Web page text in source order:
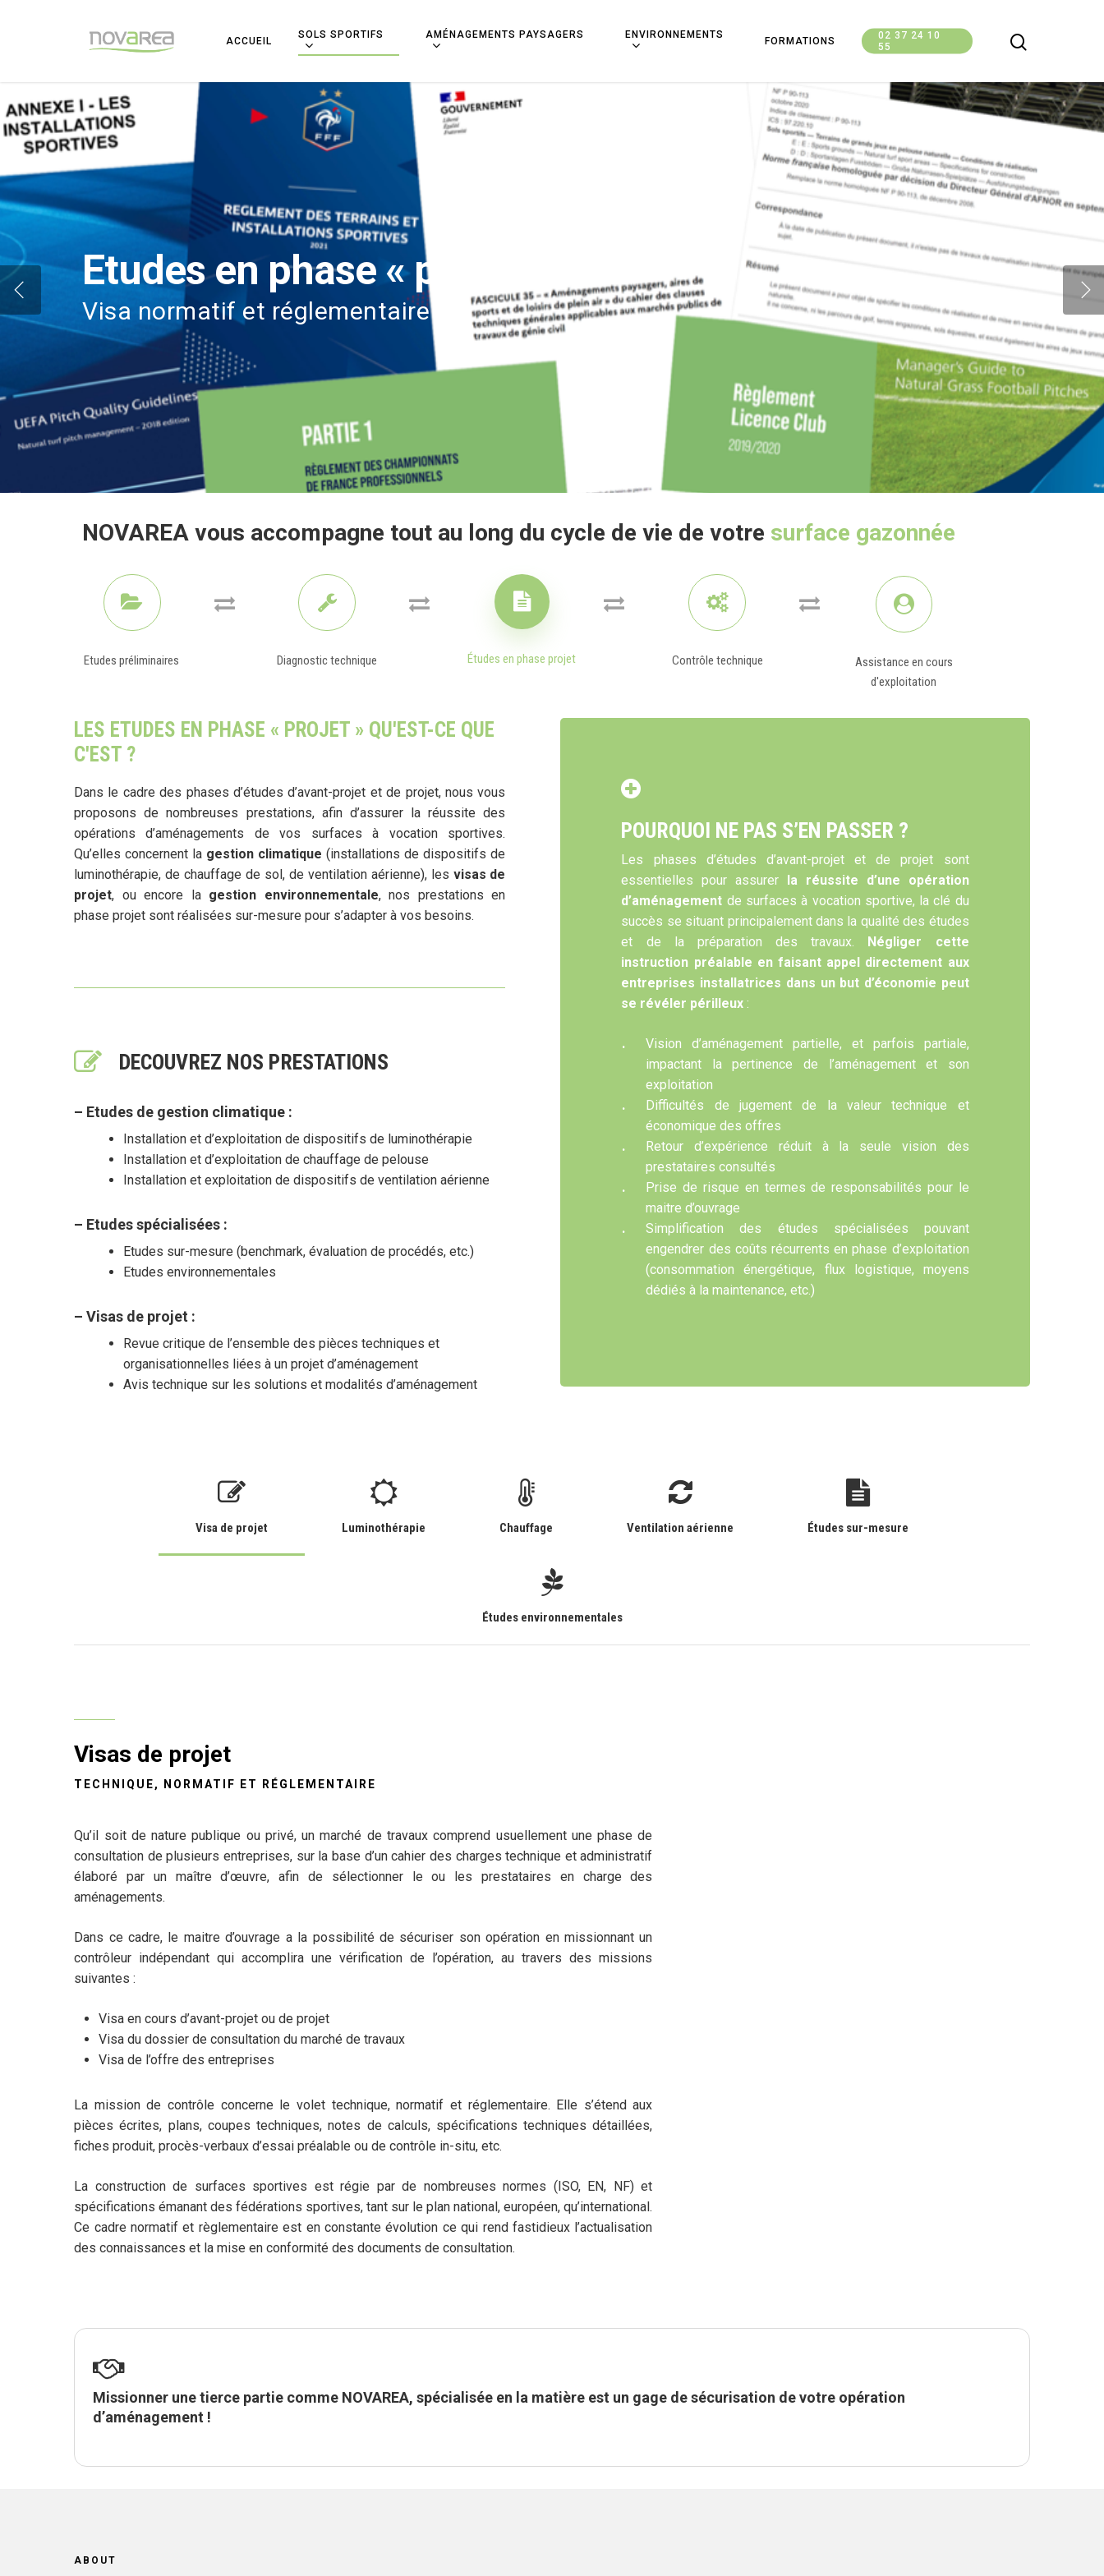
Hit enter to search or ESC to close
ACCUEIL
SOLS SPORTIFS AMÉNAGEMENTS PAYSAGERS ENVIRONNEMENTS
FORMATIONS
02 37 24 10
55
Etudes en phase « projet »
Visa normatif et réglementaire
NOVAREA vous accompagne tout au long du cycle de vie de votre surface gazonnée
Etudes préliminaires Diagnostic technique Études en phase projet Contrôle technique
Assistance en cours
d'exploitation
LES ETUDES EN PHASE « PROJET » QU'EST-CE QUE
C'EST ?
Dans le cadre des phases d’études d’avant-projet et de projet, nous vous
proposons de nombreuses prestations, afin d’assurer la réussite des
opérations d’aménagements de vos surfaces à vocation sportives.
Qu’elles concernent la gestion climatique (installations de dispositifs de
luminothérapie, de chauffage de sol, de ventilation aérienne), les visas de
projet, ou encore la gestion environnementale, nos prestations en
phase projet sont réalisées sur-mesure pour s’adapter à vos besoins.
DECOUVREZ NOS PRESTATIONS
– Etudes de gestion climatique :
Installation et d’exploitation de dispositifs de luminothérapie
Installation et d’exploitation de chauffage de pelouse
Installation et exploitation de dispositifs de ventilation aérienne
– Etudes spécialisées :
Etudes sur-mesure (benchmark, évaluation de procédés, etc.)
Etudes environnementales
– Visas de projet :
Revue critique de l’ensemble des pièces techniques et
organisationnelles liées à un projet d’aménagement
Avis technique sur les solutions et modalités d’aménagement
POURQUOI NE PAS S’EN PASSER ?
Les phases d’études d’avant-projet et de projet sont
essentielles pour assurer
la réussite d’une opération
d’aménagement de surfaces à vocation sportive, la clé du
succès se situant principalement dans la qualité des études
et de la préparation des travaux.
Négliger cette
instruction préalable en faisant appel directement aux
entreprises installatrices dans un but d’économie peut
se révéler périlleux :
Vision d’aménagement partielle, et parfois partiale,
impactant la pertinence de l’aménagement et son
exploitation
Difficultés de jugement de la valeur technique et
économique des offres
Retour d’expérience réduit à la seule vision des
prestataires consultés
Prise de risque en termes de responsabilités pour le
maitre d’ouvrage
Simplification des études spécialisées pouvant
engendrer des coûts récurrents en phase d’exploitation
(consommation énergétique, flux logistique, moyens
dédiés à la maintenance, etc.)
Visa de projet Luminothérapie Chauffage Ventilation aérienne Études sur-mesure
Études environnementales
Visas de projet
TECHNIQUE, NORMATIF ET RÉGLEMENTAIRE
Qu’il soit de nature publique ou privé, un marché de travaux comprend usuellement une phase de
consultation de plusieurs entreprises, sur la base d’un cahier des charges technique et administratif
élaboré par un maître d’œuvre, afin de sélectionner le ou les prestataires en charge des
aménagements.
Dans ce cadre, le maitre d’ouvrage a la possibilité de sécuriser son opération en missionnant un
contrôleur indépendant qui accomplira une vérification de l’opération, au travers des missions
suivantes :
Visa en cours d’avant-projet ou de projet
Visa du dossier de consultation du marché de travaux
Visa de l’offre des entreprises
La mission de contrôle concerne le volet technique, normatif et réglementaire. Elle s’étend aux
pièces écrites, plans, coupes techniques, notes de calculs, spécifications techniques détaillées,
fiches produit, procès-verbaux d’essai préalable ou de contrôle in-situ, etc.
La construction de surfaces sportives est régie par de nombreuses normes (ISO, EN, NF) et
spécifications émanant des fédérations sportives, tant sur le plan national, européen, qu’international.
Ce cadre normatif et règlementaire est en constante évolution ce qui rend fastidieux l’actualisation
des connaissances et la mise en conformité des documents de consultation.
Missionner une tierce partie comme NOVAREA, spécialisée en la matière est un gage de sécurisation de votre opération
d’aménagement !
ABOUT